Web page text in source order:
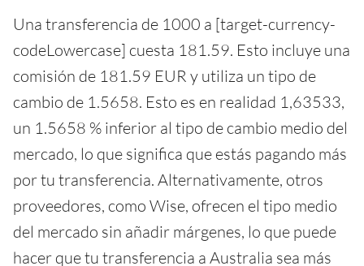
Una transferencia de 1000 a [target-currency-
codeLowercase] cuesta 181.59. Esto incluye una
comisión de 181.59 EUR y utiliza un tipo de
cambio de 1.5658. Esto es en realidad 1,63533,
un 1.5658 % inferior al tipo de cambio medio del
mercado, lo que significa que estás pagando más
por tu transferencia. Alternativamente, otros
proveedores, como Wise, ofrecen el tipo medio
del mercado sin añadir márgenes, lo que puede
hacer que tu transferencia a Australia sea más